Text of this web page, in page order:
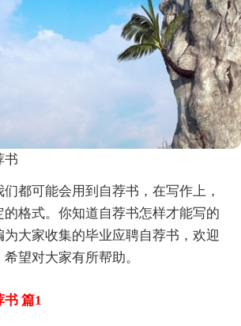
书
都可能会用到自荐书，在写作上，
的格式。你知道自荐书怎样才能写的
大家收集的毕业应聘自荐书，欢迎
望对大家有所帮助。
篇1